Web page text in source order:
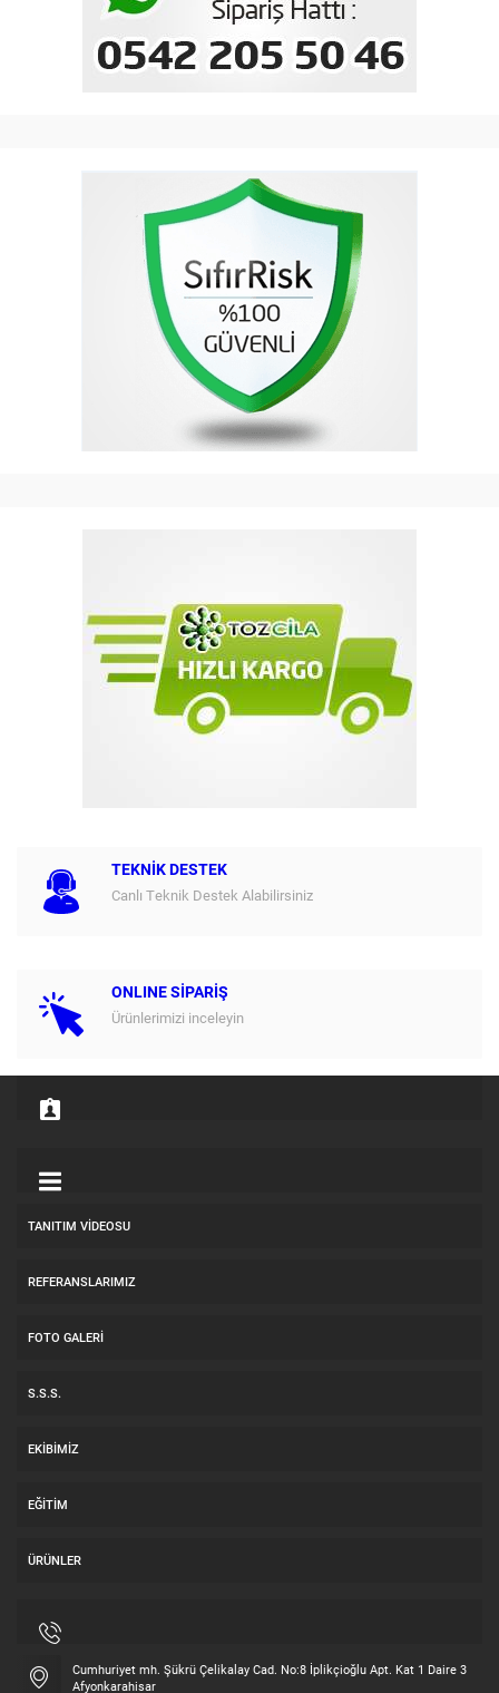
TEKNİK DESTEK
Canlı Teknik Destek Alabilirsiniz
ONLINE SİPARİŞ
Ürünlerimizi inceleyin
TANITIM VIDEOSU
REFERANSLARIMIZ
FOTO GALERI
S.S.S.
EKIBIMIZ
EĞITIM
ÜRÜNLER
Cumhuriyet mh. Şükrü Çelikalay Cad. No:8 İplikçioğlu Apt. Kat 1 Daire 3
Afyonkarahisar